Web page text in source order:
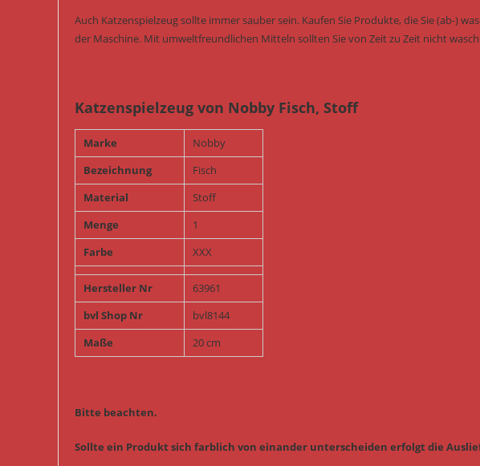
Auch Katzenspielzeug sollte immer sauber sein. Kaufen Sie Produkte, die Sie (ab-)
der Maschine. Mit umweltfreundlichen Mitteln sollten Sie von Zeit zu Zeit nicht
Katzenspielzeug von Nobby Fisch, Stoff
Marke
Nobby
Bezeichnung
Fisch
Material
Stoff
Menge
1
Farbe
XXX
Hersteller Nr
63961
bvl Shop Nr
bvl8144
Maße
20 cm
Bitte beachten.
Sollte ein Produkt sich farblich von einander unterscheiden erfolgt die